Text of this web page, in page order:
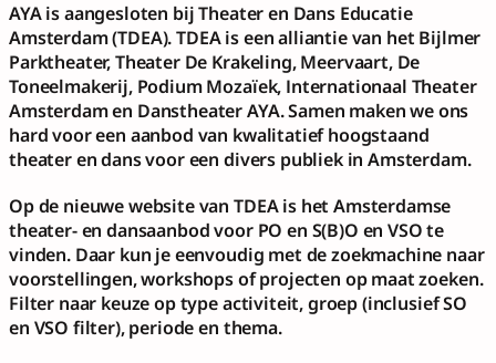
AYA is aangesloten bij Theater en Dans Educatie
Amsterdam (TDEA). TDEA is een alliantie van het Bijlmer
Parktheater, Theater De Krakeling, Meervaart, De
Toneelmakerij, Podium Mozaïek, Internationaal Theater
Amsterdam en Danstheater AYA. Samen maken we ons
hard voor een aanbod van kwalitatief hoogstaand
theater en dans voor een divers publiek in Amsterdam.
Op de nieuwe websitevan TDEA is het Amsterdamse
theater- en dansaanbod voor PO en S(B)O en VSO te
vinden. Daar kun je eenvoudig met de zoekmachine naar
voorstellingen, workshops of projecten op maat zoeken.
Filter naar keuze op type activiteit, groep (inclusief SO
en VSO filter), periode en thema.